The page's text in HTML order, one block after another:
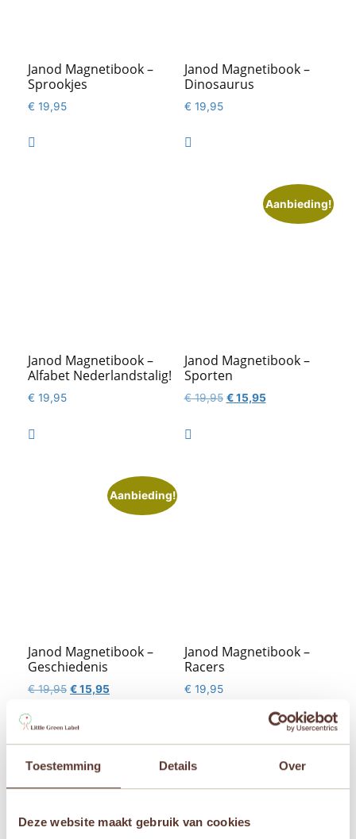
Toestemming Details Over
Deze website maakt gebruik van cookies
Janod Magnetibook –
Sprookjes
€ 19,95

Janod Magnetibook –
Dinosaurus
€ 19,95

Janod Magnetibook –
Alfabet Nederlandstalig!
€ 19,95

Aanbieding!
Janod Magnetibook –
Sporten
€19,95 Oorspronkelijke
€15,95Huidige

Aanbieding!
Janod Magnetibook –
Geschiedenis
€19,95 Oorspronkelijke
€15,95Huidige

Janod Magnetibook –
Racers
€ 19,95
Aanbieding! Aanbieding!